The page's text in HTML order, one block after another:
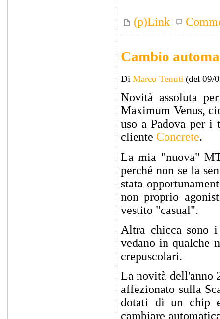
(p)Link
Cambio
Di Marco Tenuti (del 09/
Novità assoluta
Maximum Venus,
uso a Padova per
cliente Concrete.
La mia "nuova"
perché non se la
stata
non proprio
vestito "casual".
Altra chicca sono
vedano in qualche
crepuscolari.
La novità dell'anno
affezionato sulla
dotati di un chip
cambiare